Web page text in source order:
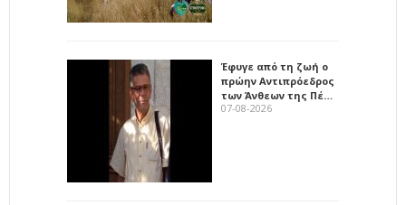
Έφυγε από τη ζωή ο
πρώην Αντιπρόεδρος
των Άνθεων της Πέ…
07-08-2026